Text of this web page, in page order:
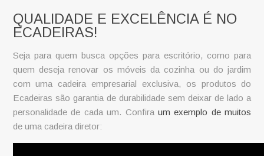
QUALIDADE E EXCELÊNCIA É NO
ECADEIRAS!
Seja para quem busca opções para escritório, como para
quem deseja renovar os móveis da cozinha ou do jardim
com uma cadeira empresarial exclusiva, os produtos do
Ecadeiras são garantia de durabilidade sem deixar de lado a
personalidade de cada um. Confira um exemplo de muitos
de uma cadeira diretor: